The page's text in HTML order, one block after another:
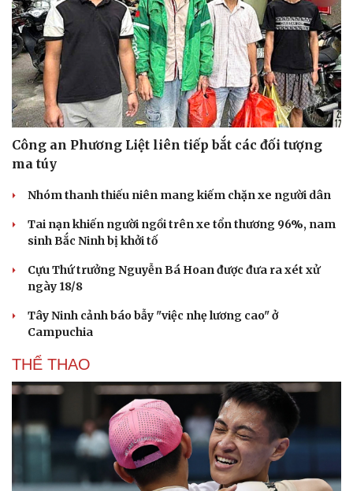
Công an Phương Liệt liên tiếp bắt các đối tượng
ma túy
Nhóm thanh thiếu niên mang kiếm chặn xe người dân
Tai nạn khiến người ngồi trên xe tổn thương 96%, nam
sinh Bắc Ninh bị khởi tố
Cựu Thứ trưởng Nguyễn Bá Hoan được đưa ra xét xử
ngày 18/8
Tây Ninh cảnh báo bẫy "việc nhẹ lương cao" ở
Campuchia
THỂ THAO